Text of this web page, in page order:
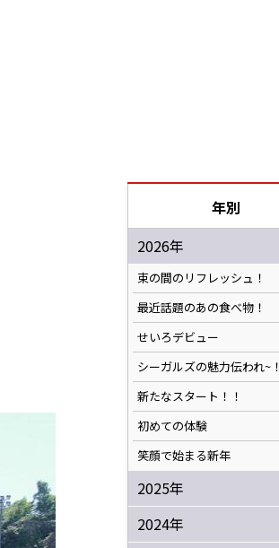
年別
2026年
束の間のリフレッシュ！
最近話題のあの食べ物！
せいろデビュー
シーガルズの魅力伝われ~！
新たなスタート！！
初めての体験
笑顔で始まる新年
2025年
2024年